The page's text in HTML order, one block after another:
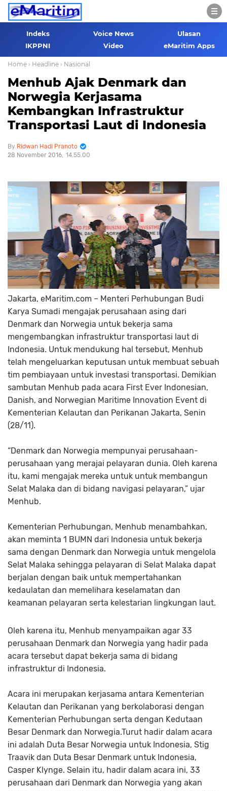
Indeks Voice News
Ulasan
IKPPNI
Video eMaritim Apps
Home › Headline › Nasional
Menhub Ajak Denmark dan
Norwegia Kerjasama
Kembangkan Infrastruktur
Transportasi Laut di Indonesia
Ridwan Hadi Pranoto
28 November 2016 14.55.00
Jakarta, eMaritim.com – Menteri Perhubungan Budi
Karya Sumadi mengajak perusahaan asing dari
Denmark dan Norwegia untuk bekerja sama
mengembangkan infrastruktur transportasi laut di
Indonesia. Untuk mendukung hal tersebut, Menhub
telah mengeluarkan keputusan untuk membuat sebuah
tim pembiayaan untuk investasi transportasi. Demikian
sambutan Menhub pada acara First Ever Indonesian,
Danish, and Norwegian Maritime Innovation Event di
Kementerian Kelautan dan Perikanan Jakarta, Senin
(28/11).
“Denmark dan Norwegia mempunyai perusahaan-
perusahaan yang merajai pelayaran dunia. Oleh karena
itu, kami mengajak mereka untuk untuk membangun
Selat Malaka dan di bidang navigasi pelayaran,” ujar
Menhub.
Kementerian Perhubungan, Menhub menambahkan,
akan meminta 1 BUMN dari Indonesia untuk bekerja
sama dengan Denmark dan Norwegia untuk mengelola
Selat Malaka sehingga pelayaran di Selat Malaka dapat
berjalan dengan baik untuk mempertahankan
kedaulatan dan memelihara keselamatan dan
keamanan pelayaran serta kelestarian lingkungan laut.
Oleh karena itu, Menhub menyampaikan agar 33
perusahaan Denmark dan Norwegia yang hadir pada
acara tersebut dapat bekerja sama di bidang
infrastruktur di Indonesia.
Acara ini merupakan kerjasama antara Kementerian
Kelautan dan Perikanan yang berkolaborasi dengan
Kementerian Perhubungan serta dengan Kedutaan
Besar Denmark dan Norwegia.Turut hadir dalam acara
ini adalah Duta Besar Norwegia untuk Indonesia, Stig
Traavik dan Duta Besar Denmark untuk Indonesia,
Casper Klynge. Selain itu, hadir dalam acara ini, 33
perusahaan dari Denmark dan Norwegia yang akan